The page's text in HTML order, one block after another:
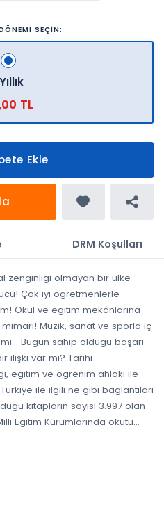
SEÇİN:
TL
Ekle
DRM Koşulları
zenginliği olmayan bir ülke
Çok iyi öğretmenlerle
Okul ve eğitim mekânlarına
Müzik, sanat ve sporla iç
Bugün sahip olduğu başarı
ilişki var mı? Tarihi
eğitim ve öğrenim ahlakı ile
ile ilgili ne gibi bağlantıları
kitapların sayısı 3.997 olan
Eğitim Kurumlarında okutu...